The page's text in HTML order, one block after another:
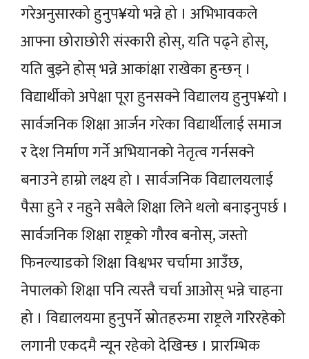
गरेअनुसारको हुनुप¥यो भन्ने हो । अभिभावकले
आफ्ना छोराछोरी संस्कारी होस्, यति पढ्ने होस्,
यति बुझ्ने होस् भन्ने आकांक्षा राखेका हुन्छन् ।
विद्यार्थीको अपेक्षा पूरा हुनसक्ने विद्यालय हुनुप¥यो ।
सार्वजनिक शिक्षा आर्जन गरेका विद्यार्थीलाई समाज
र देश निर्माण गर्ने अभियानको नेतृत्व गर्नसक्ने
बनाउने हाम्रो लक्ष्य हो । सार्वजनिक विद्यालयलाई
पैसा हुने र नहुने सबैले शिक्षा लिने थलो बनाइनुपर्छ ।
सार्वजनिक शिक्षा राष्ट्रको गौरव बनोस्, जस्तो
फिनल्याडको शिक्षा विश्वभर चर्चामा आउँछ,
नेपालको शिक्षा पनि त्यस्तै चर्चा आओस् भन्ने चाहना
हो । विद्यालयमा हुनुपर्ने स्रोतहरुमा राष्ट्रले गरिरहेको
लगानी एकदमै न्यून रहेको देखिन्छ । प्रारम्भिक